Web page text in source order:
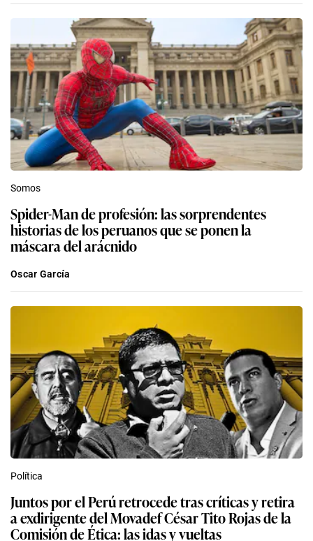
Somos
Spider-Man de profesión: las sorprendentes
historias de los peruanos que se ponen la
máscara del arácnido
Oscar García
Política
Juntos por el Perú retrocede tras críticas y retira
a exdirigente del Movadef César Tito Rojas de la
Comisión de Ética: las idas y vueltas